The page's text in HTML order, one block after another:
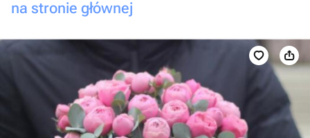
na stronie głównej